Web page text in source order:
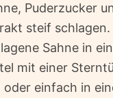
Puderzucker
steif schlagen.
Sahne in
mit einer
einfach in